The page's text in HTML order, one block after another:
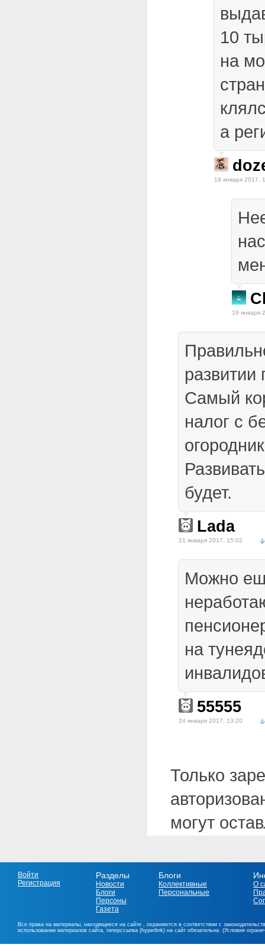
10
на
а
18 января 2017,
19 января
развитии
Самый
налог с
будет.
Lada
21 января 2017, 15:02
Можно
на
55555
24 января 2017, 13:20
Только
могут
Войти
Регистрация
Разделы
Новости
Блоги
Персоны
Газета
Блоги
Коллективные
Персональные
О
Все права на материалы, находящиеся на сайте , охраняются в соответствии с
использовании материалов сайта, гиперссылка (hyperlink) на сайт обязательна. (Условия